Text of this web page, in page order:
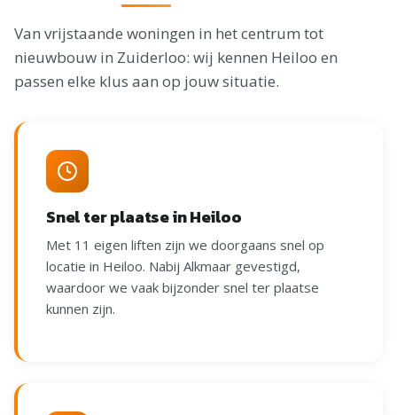
Van vrijstaande woningen in het centrum tot
nieuwbouw in Zuiderloo: wij kennen Heiloo en
passen elke klus aan op jouw situatie.
Snel ter plaatse in Heiloo
Met 11 eigen liften zijn we doorgaans snel op
locatie in Heiloo. Nabij Alkmaar gevestigd,
waardoor we vaak bijzonder snel ter plaatse
kunnen zijn.